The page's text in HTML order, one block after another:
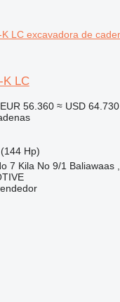
K LC
EUR 56.360 ≈ USD 64.730
Hp)
7 Kila No 9/1